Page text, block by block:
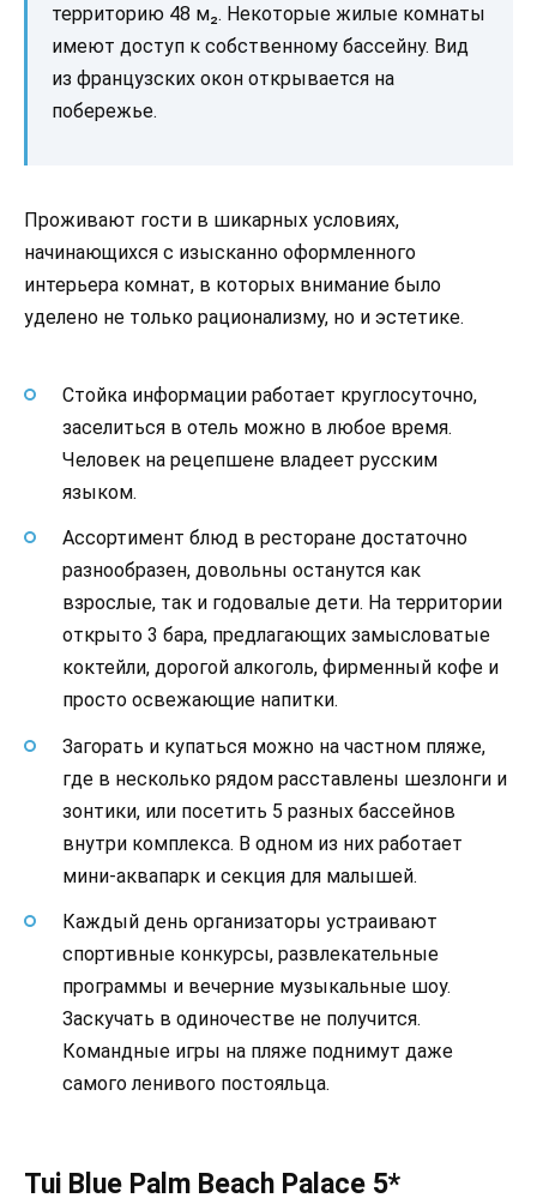
территорию 48 м₂. Некоторые жилые комнаты
имеют доступ к собственному бассейну. Вид
из французских окон открывается на
побережье.
Проживают гости в шикарных условиях,
начинающихся с изысканно оформленного
интерьера комнат, в которых внимание было
уделено не только рационализму, но и эстетике.
Стойка информации работает круглосуточно,
заселиться в отель можно в любое время.
Человек на рецепшене владеет русским
языком.
Ассортимент блюд в ресторане достаточно
разнообразен, довольны останутся как
взрослые, так и годовалые дети. На территории
открыто 3 бара, предлагающих замысловатые
коктейли, дорогой алкоголь, фирменный кофе и
просто освежающие напитки.
Загорать и купаться можно на частном пляже,
где в несколько рядом расставлены шезлонги и
зонтики, или посетить 5 разных бассейнов
внутри комплекса. В одном из них работает
мини-аквапарк и секция для малышей.
Каждый день организаторы устраивают
спортивные конкурсы, развлекательные
программы и вечерние музыкальные шоу.
Заскучать в одиночестве не получится.
Командные игры на пляже поднимут даже
самого ленивого постояльца.
Tui Blue Palm Beach Palace 5*